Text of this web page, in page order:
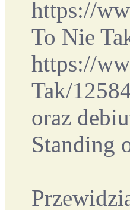
https://
To Nie
https://
Tak/
oraz
Standing